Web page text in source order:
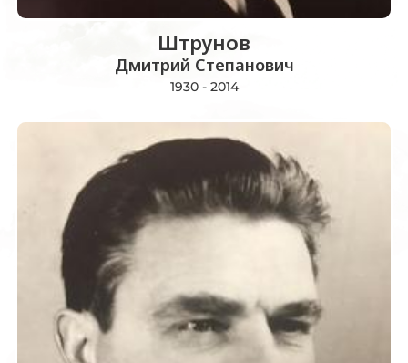
Штрунов
Дмитрий Степанович
1930 - 2014